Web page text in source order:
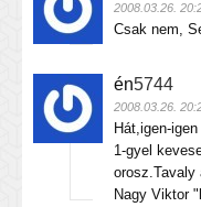
2008.03.26.
Csak nem,
én5744
2008.03.26.
Hát,igen-
1-gyel
orosz.Tavaly
Nagy Viktor